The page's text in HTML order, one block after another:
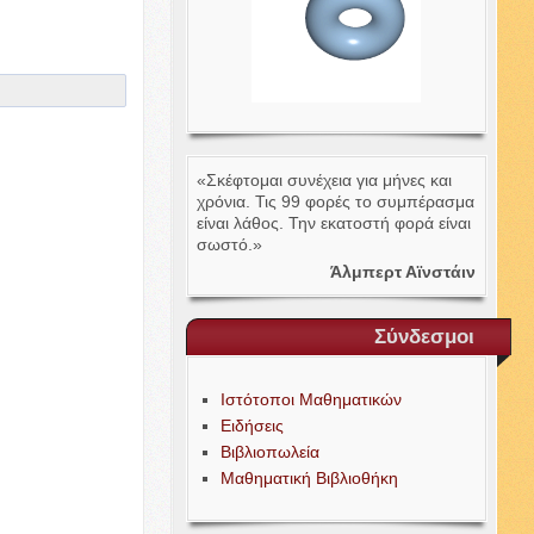
«Σκέφτομαι συνέχεια για μήνες και
χρόνια. Τις99 φορές το συμπέρασμα
είναι λάθος. Την εκατοστή φορά είναι
σωστό.»
Άλμπερτ Αϊνστάιν
Σύνδεσμοι
Ιστότοποι Μαθηματικών
Ειδήσεις
Βιβλιοπωλεία
Μαθηματική Βιβλιοθήκη